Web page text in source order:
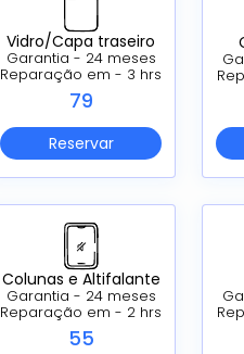
Vidro/Capa traseiro
Garantia - 24 meses
Reparação em - 3 hrs
79
Reservar
Colunas e Altifalante
Garantia - 24 meses
Reparação em - 2 hrs
55